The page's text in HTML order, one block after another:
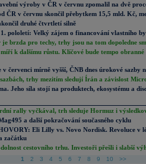
výroby v ČR v červnu zpomalil na dvě
ČR v červnu skončil přebytkem 15,5 mld. Kč,
druhé čtvrtletí silně
pololetí: Velký zájem o financování vlastního
brzda pro techy, trhy jsou na tom dopoledne
k dalšímu růstu. Klíčové bude tempo
červenci mírně vyšší, ČNB dnes úrokové sazby
trhy mezitím sledují Írán a závislost
Jeho síla stojí na produktech, ekosystému a
rally vyčkával, trh sleduje Hormuz i
a další pokračování současného cyklu
Eli Lilly vs. Novo Nordisk. Revoluce v
začátku
cestovního trhu. Investoři přešli i slabší
1 2 3 4 5 6 7 8 9 10 >>